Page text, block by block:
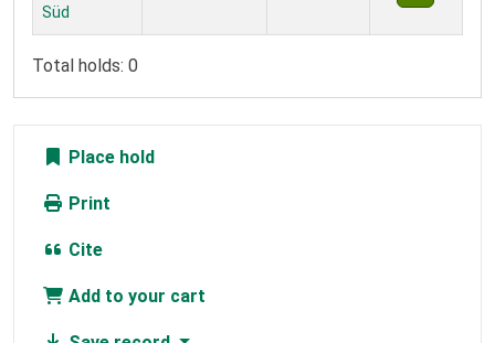
Süd
Total holds: 0
Place hold
Print
Cite
Add to your cart